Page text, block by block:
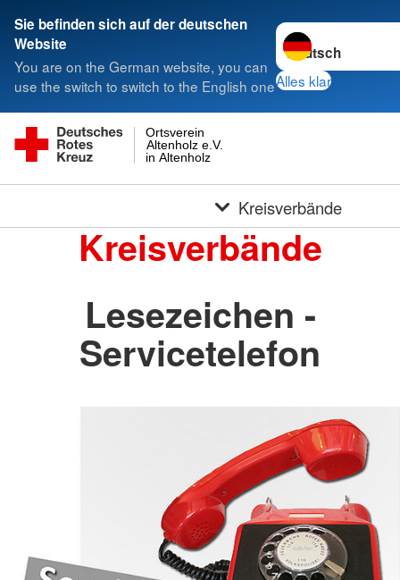
Sie befinden sich auf der deutschen
Website
You are on the German website, you can
use the switch to switch to the English one
Sprache wechseln
Alles klar
in Altenholz
Altenholz e.V.
Ortsverein
Kreisverbände
Kreisverbände
Lesezeichen -
Servicetelefon